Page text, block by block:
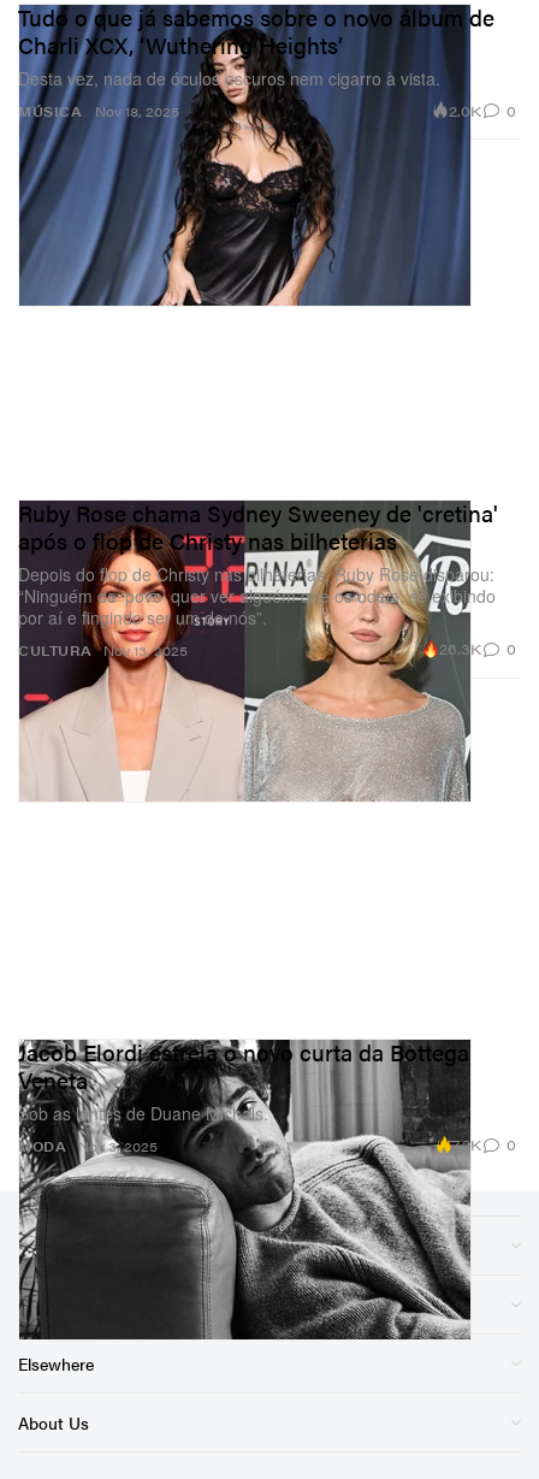
MÚSICA
Tudo o que já sabemos sobre o novo álbum de
Charli XCX, ‘Wuthering Heights’
Desta vez, nada de óculos escuros nem cigarro à vista.
Nov 18, 2025 2.0K 0
CULTURA
Ruby Rose chama Sydney Sweeney de 'cretina'
após o flop de Christy nas bilheterias
Depois do flop de Christy nas bilheterias, Ruby Rose disparou:
“Ninguém do ‘povo’ quer ver alguém que os odeia, se exibindo
por aí e fingindo ser um de nós”.
Nov 13, 2025 26.3K 0
MODA
Jacob Elordi estrela o novo curta da Bottega
Veneta
Sob as lentes de Duane Michals.
Nov 3, 2025 7.2K 0
Sections
Store
Elsewhere
About Us